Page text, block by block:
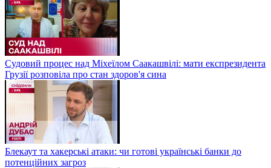
Судовий процес над Міхеїлом Саакашвілі: мати експрезидента
Грузії розповіла про стан здоров'я сина
Блекаут та хакерські атаки: чи готові українські банки до
потенційних загроз